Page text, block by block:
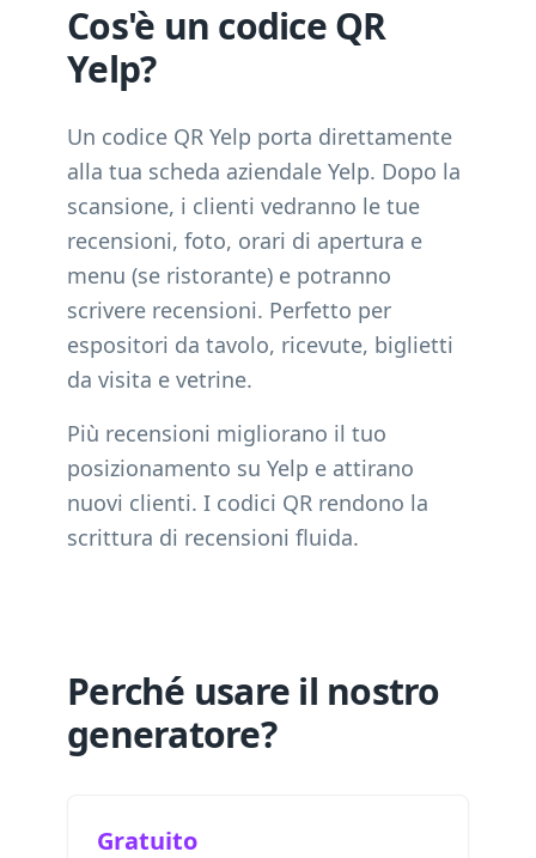
Cos'è un codice QR
Yelp?
Un codice QR Yelp porta direttamente
alla tua scheda aziendale Yelp. Dopo la
scansione, i clienti vedranno le tue
recensioni, foto, orari di apertura e
menu (se ristorante) e potranno
scrivere recensioni. Perfetto per
espositori da tavolo, ricevute, biglietti
da visita e vetrine.
Più recensioni migliorano il tuo
posizionamento su Yelp e attirano
nuovi clienti. I codici QR rendono la
scrittura di recensioni fluida.
Perché usare il nostro
generatore?
Gratuito